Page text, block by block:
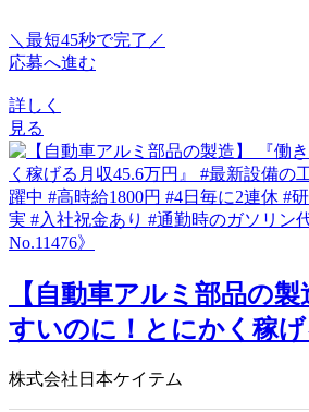
＼最短45秒で完了／
応募へ進む
詳しく
見る
【自動車アルミ部品の
すいのに！とにかく稼げ
株式会社日本ケイテム